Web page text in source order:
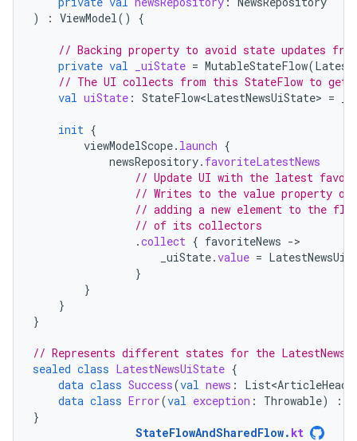
)
: ViewModel() {
// Backing property to avoid state updates
private val _uiState = MutableStateFlow(
// The UI collects from this StateFlow to get
val uiState : StateFlow<LatestNewsUiState> =
init {
viewModelScope. launch {
newsRepository. favoriteLatestNews
// Update UI with the latest
// Writes to the value property of
// adding a new element to the
// of its collectors
.collect { favoriteNews -
_uiState.value =
}
}
}
}
// Represents different states for the LatestNews
sealed class LatestNewsUiState {
data class Success(val news :
data class Error(val exception : Throwable) :
}
StateFlowAndSharedFlow. kt